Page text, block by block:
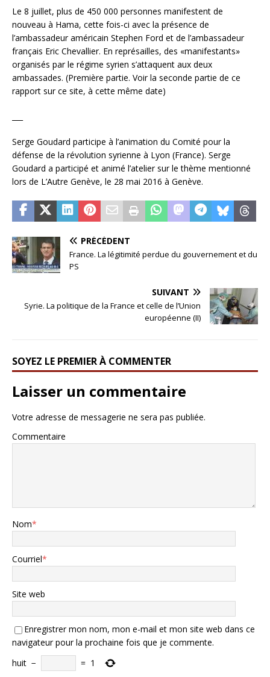
Le 8 juillet, plus de 450 000 personnes manifestent de
nouveau à Hama, cette fois-ci avec la présence de
l’ambassadeur américain Stephen Ford et de l’ambassadeur
français Eric Chevallier. En représailles, des «manifestants»
organisés par le régime syrien s’attaquent aux deux
ambassades. (Première partie. Voir la seconde partie de ce
rapport sur ce site, à cette même date)
Serge Goudard participe à l’animation du Comité pour la
défense de la révolution syrienne à Lyon (France). Serge
Goudard a participé et animé l’atelier sur le thème mentionné
lors de L’Autre Genève, le 28 mai 2016 à Genève.
PRÉCÉDENT
France. La légitimité perdue du gouvernement et du
PS
SUIVANT
Syrie. La politique de la France et celle de l’Union
européenne (II)
SOYEZ LE PREMIER À COMMENTER
Laisser un commentaire
Votre adresse de messagerie ne sera pas publiée.
Commentaire
Nom*
Courriel*
Site web
Enregistrer mon nom, mon e-mail et mon site web dans ce
navigateur pour la prochaine fois que je commente.
huit − = 1